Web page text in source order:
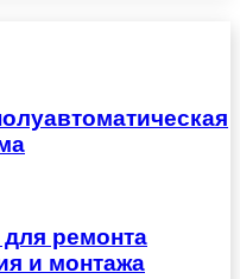
ремонта
и монтажа